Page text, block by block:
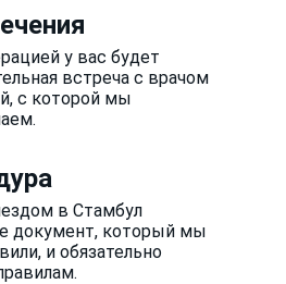
у вас будет
встреча с врачом
с которой мы
в Стамбул
документ, который мы
и обязательно